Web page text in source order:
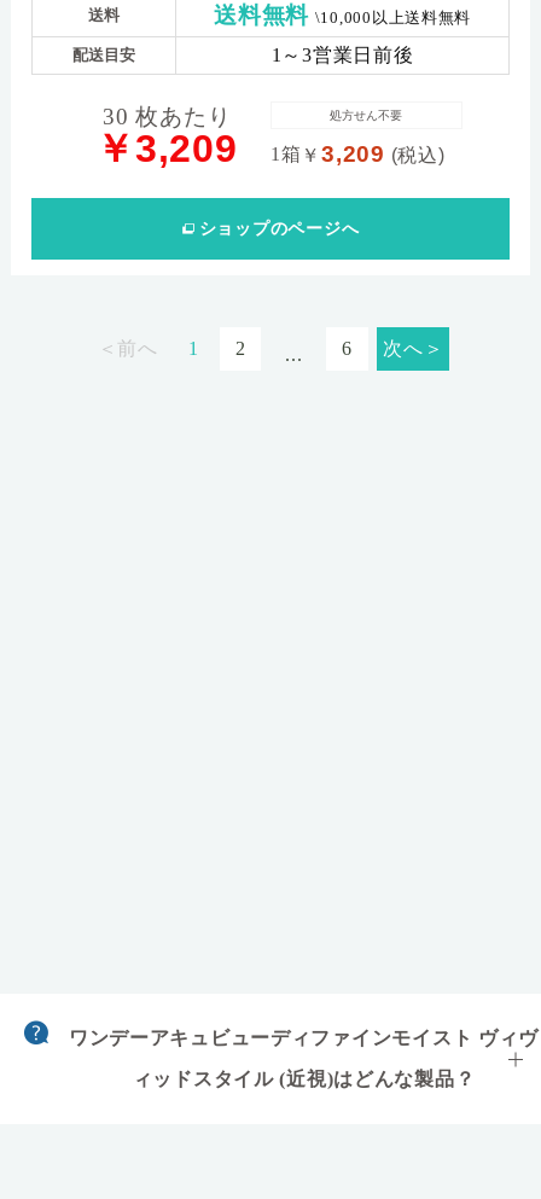
送料 送料無料 \10,000以上送料無料
配送目安 1～3営業日前後
30 枚あたり
￥3,209 1箱 ￥3,209 (税込)
処方せん不要
ショップのページへ
＜前へ 1 2 ... 6 次へ＞
ワンデーアキュビューディファインモイスト ヴィヴ
ィッドスタイル (近視)はどんな製品？